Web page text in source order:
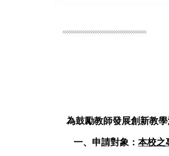
為鼓勵教師發展創新教
一、申請對象：本校之